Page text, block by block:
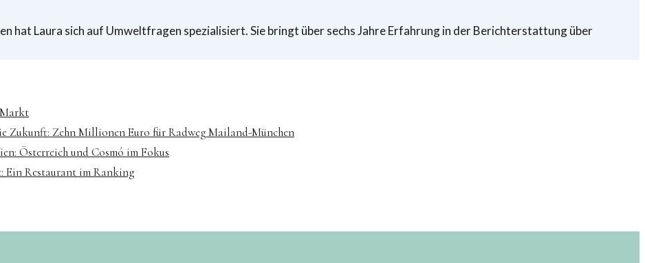
hat Laura sich auf Umweltfragen spezialisiert. Sie bringt über sechs Jahre Erfahrung in der Berichterstattung über
Zukunft: Zehn Millionen Euro für Radweg Mailand-München
Österreich und Cosmó im Fokus
Ein Restaurant im Ranking